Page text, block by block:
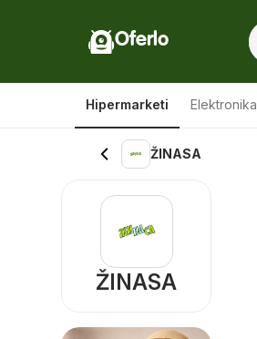
Oferlo
Hipermarketi Elektronika
ŽINASA
ŽINASA